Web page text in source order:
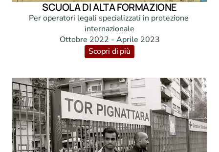
SCUOLA DI ALTA FORMAZIONE
Per operatori legali specializzati in protezione
internazionale
Ottobre 2022 - Aprile 2023
Scopri di più